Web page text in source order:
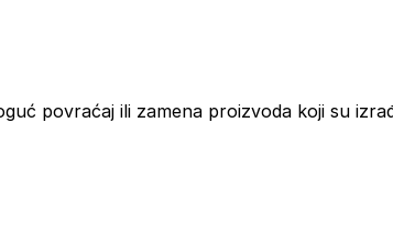
povraćaj ili zamena proizvoda koji su